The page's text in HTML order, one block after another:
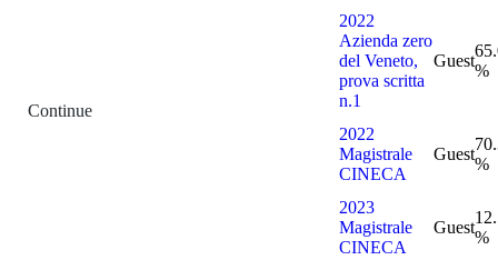
Continue
2022
Azienda zero
del Veneto,
prova scritta
n.1
Guest
%
2022
Magistrale
CINECA
Guest
%
2023
Magistrale
CINECA
Guest
%